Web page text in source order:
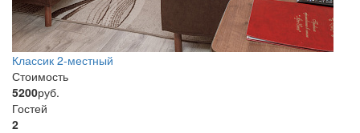
Классик 2-местный
Стоимость
5200руб.
Гостей
2